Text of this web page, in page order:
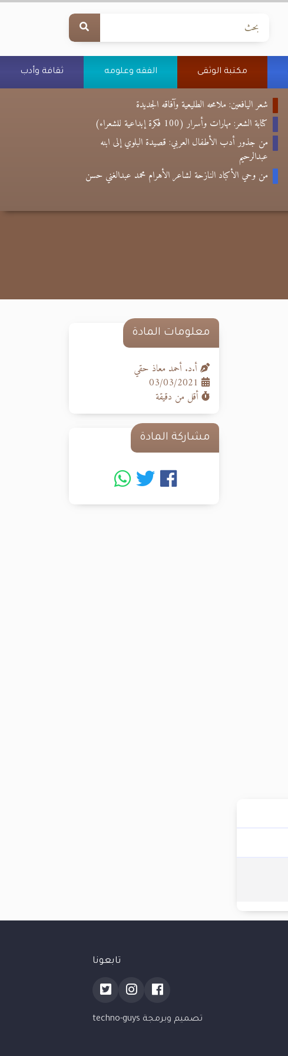
مكتبة الوثقى الفقه وعلومه ثقافة وأدب
شعر اليافعين: ملامحه الطليعية وآفاقه الجديدة
كتابة الشعر: مهارات وأسرار (100 فكرة إبداعية للشعراء)
من جذور أدب الأطفال العربي: قصيدة البلوي إلى ابنه
عبدالرحيم
من وحي الأكباد النازحة لشاعر الأهرام محمد عبدالغني حسن
معلومات المادة
أ.د. أحمد معاذ حقي
أقل من دقيقة
مشاركة المادة
تابعونا
تصميم وبرمجة techno-guys